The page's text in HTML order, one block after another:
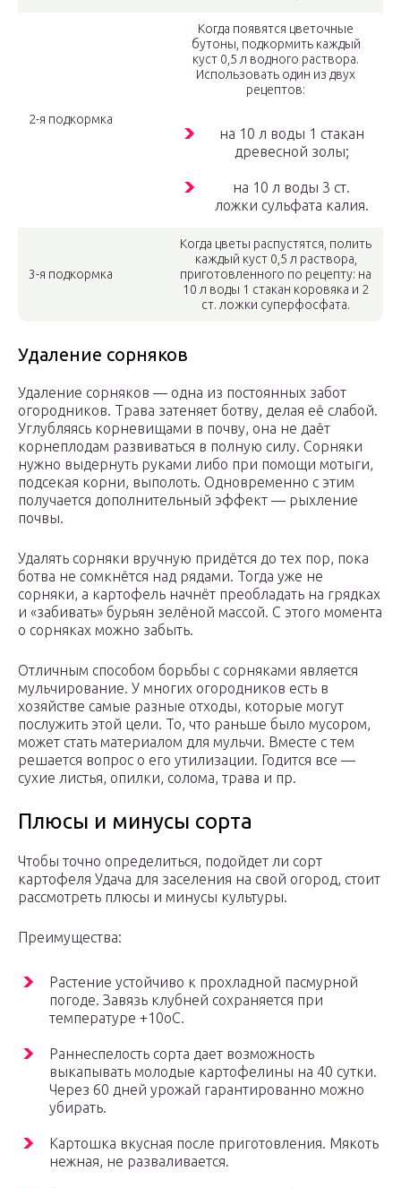
2-я подкормка
Когда появятся цветочные
бутоны, подкормить каждый
куст 0,5 л водного раствора.
Использовать один из двух
рецептов:
на 10 л воды 1 стакан
древесной золы;
на 10 л воды 3 ст.
ложки сульфата калия.
3-я подкормка
Когда цветы распустятся, полить
каждый куст 0,5 л раствора,
приготовленного по рецепту: на
10 л воды 1 стакан коровяка и 2
ст. ложки суперфосфата.
Удаление сорняков
Удаление сорняков — одна из постоянных забот
огородников. Трава затеняет ботву, делая её слабой.
Углубляясь корневищами в почву, она не даёт
корнеплодам развиваться в полную силу. Сорняки
нужно выдернуть руками либо при помощи мотыги,
подсекая корни, выполоть. Одновременно с этим
получается дополнительный эффект — рыхление
почвы.
Удалять сорняки вручную придётся до тех пор, пока
ботва не сомкнётся над рядами. Тогда уже не
сорняки, а картофель начнёт преобладать на грядках
и «забивать» бурьян зелёной массой. С этого момента
о сорняках можно забыть.
Отличным способом борьбы с сорняками является
мульчирование. У многих огородников есть в
хозяйстве самые разные отходы, которые могут
послужить этой цели. То, что раньше было мусором,
может стать материалом для мульчи. Вместе с тем
решается вопрос о его утилизации. Годится все —
сухие листья, опилки, солома, трава и пр.
Плюсы и минусы сорта
Чтобы точно определиться, подойдет ли сорт
картофеля Удача для заселения на свой огород, стоит
рассмотреть плюсы и минусы культуры.
Преимущества:
Растение устойчиво к прохладной пасмурной
погоде. Завязь клубней сохраняется при
температуре +10оС.
Раннеспелость сорта дает возможность
выкапывать молодые картофелины на 40 сутки.
Через 60 дней урожай гарантированно можно
убирать.
Картошка вкусная после приготовления. Мякоть
нежная, не разваливается.